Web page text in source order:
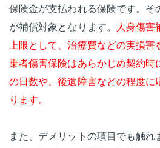
保険金が支払われる保険です。そ
が補償対象となります。
人身傷害
上限として、治療費などの実損
乗者傷害保険はあらかじめ契約時
の日数や、後遺障害などの程度に
ります。
また、デメリットの項目でも触